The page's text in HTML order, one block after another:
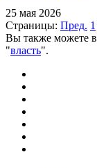
25 мая 2026
Страницы: Пред. 1
Вы также можете
"власть".